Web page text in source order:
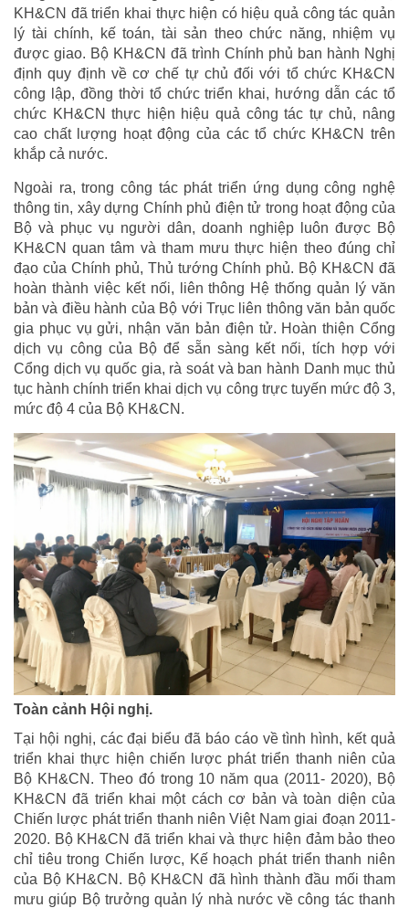
KH&CN đã triển khai thực hiện có hiệu quả công tác quản
lý tài chính, kế toán, tài sản theo chức năng, nhiệm vụ
được giao. Bộ KH&CN đã trình Chính phủ ban hành Nghị
định quy định về cơ chế tự chủ đối với tổ chức KH&CN
công lập, đồng thời tổ chức triển khai, hướng dẫn các tổ
chức KH&CN thực hiện hiệu quả công tác tự chủ, nâng
cao chất lượng hoạt động của các tổ chức KH&CN trên
khắp cả nước.
Ngoài ra, trong công tác phát triển ứng dụng công nghệ
thông tin, xây dựng Chính phủ điện tử trong hoạt động của
Bộ và phục vụ người dân, doanh nghiệp luôn được Bộ
KH&CN quan tâm và tham mưu thực hiện theo đúng chỉ
đạo của Chính phủ, Thủ tướng Chính phủ. Bộ KH&CN đã
hoàn thành việc kết nối, liên thông Hệ thống quản lý văn
bản và điều hành của Bộ với Trục liên thông văn bản quốc
gia phục vụ gửi, nhận văn bản điện tử. Hoàn thiện Cổng
dịch vụ công của Bộ để sẵn sàng kết nối, tích hợp với
Cổng dịch vụ quốc gia, rà soát và ban hành Danh mục thủ
tục hành chính triển khai dịch vụ công trực tuyến mức độ 3,
mức độ 4 của Bộ KH&CN.
Toàn cảnh Hội nghị.
Tại hội nghị, các đại biểu đã báo cáo về tình hình, kết quả
triển khai thực hiện chiến lược phát triển thanh niên của
Bộ KH&CN. Theo đó trong 10 năm qua (2011- 2020), Bộ
KH&CN đã triển khai một cách cơ bản và toàn diện của
Chiến lược phát triển thanh niên Việt Nam giai đoạn 2011-
2020. Bộ KH&CN đã triển khai và thực hiện đảm bảo theo
chỉ tiêu trong Chiến lược, Kế hoạch phát triển thanh niên
của Bộ KH&CN. Bộ KH&CN đã hình thành đầu mối tham
mưu giúp Bộ trưởng quản lý nhà nước về công tác thanh